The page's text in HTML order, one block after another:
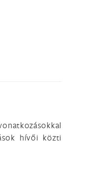
hívői közti